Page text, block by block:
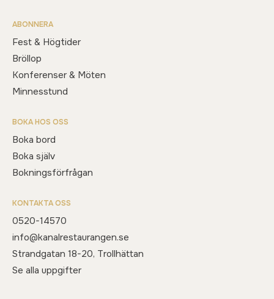
ABONNERA
Fest & Högtider
Bröllop
Konferenser & Möten
Minnesstund
BOKA HOS OSS
Boka bord
Boka själv
Bokningsförfrågan
KONTAKTA OSS
0520-14570
info@kanalrestaurangen.se
Strandgatan 18-20, Trollhättan
Se alla uppgifter